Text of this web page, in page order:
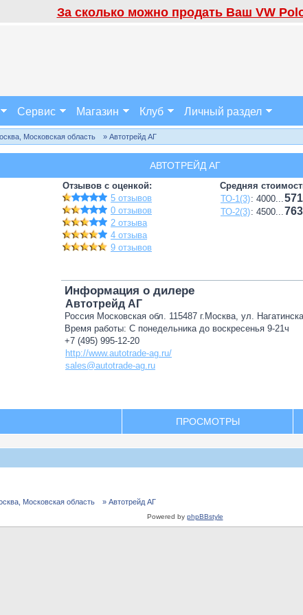
За сколько можно продать Ваш VW
Сервис Магазин Клуб Личный раздел
Московская область » Автотрейд АГ
АВТОТРЕЙД АГ
Отзывов с оценкой:
5 отзывов
0 отзывов
2 отзыва
4 отзыва
9 отзывов
Средняя
ТО-1(3): 4000...
ТО-2(3): 4500...
Информация о дилере
Автотрейд АГ
Россия Московская обл. 115487 г.Москва, ул.
Время работы: С понедельника до воскресенья 9-21ч
+7 (495) 995-12-20
http://www.autotrade-ag.ru/
sales@autotrade-ag.ru
ПРОСМОТРЫ
Московская область » Автотрейд АГ
Powered by phpBBstyle